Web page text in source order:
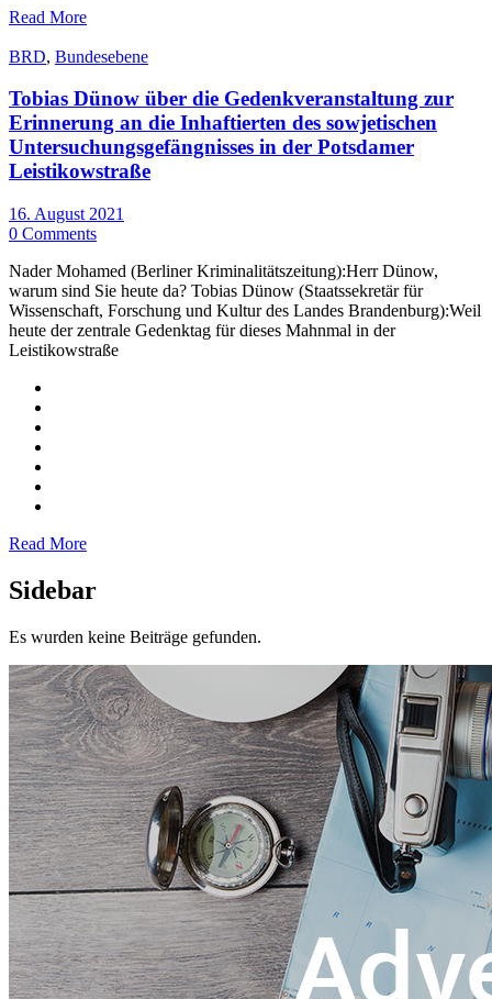
Read More
BRD, Bundesebene
Tobias Dünow über die Gedenkveranstaltung zur
Erinnerung an die Inhaftierten des sowjetischen
Untersuchungsgefängnisses in der Potsdamer
Leistikowstraße
16. August 2021
0 Comments
Nader Mohamed (Berliner Kriminalitätszeitung):Herr Dünow,
warum sind Sie heute da? Tobias Dünow (Staatssekretär für
Wissenschaft, Forschung und Kultur des Landes Brandenburg):Weil
heute der zentrale Gedenktag für dieses Mahnmal in der
Leistikowstraße
Read More
Sidebar
Es wurden keine Beiträge gefunden.